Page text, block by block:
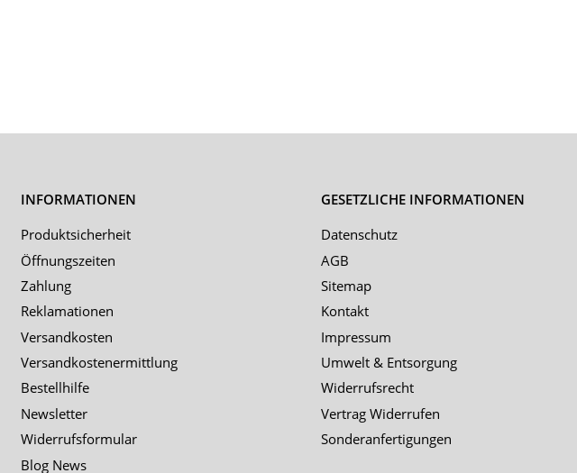
INFORMATIONEN
Produktsicherheit
Öffnungszeiten
Zahlung
Reklamationen
Versandkosten
Versandkostenermittlung
Bestellhilfe
Newsletter
Widerrufsformular
Blog News
GESETZLICHE INFORMATIONEN
Datenschutz
AGB
Sitemap
Kontakt
Impressum
Umwelt & Entsorgung
Widerrufsrecht
Vertrag Widerrufen
Sonderanfertigungen